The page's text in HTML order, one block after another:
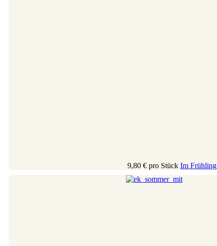
9,80 € pro Stück Im Frühling